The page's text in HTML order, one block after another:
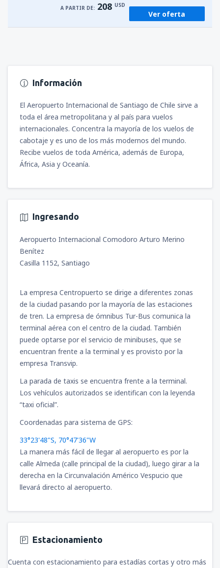
A PARTIR DE: 208 USD
Ver oferta
Información
El Aeropuerto Internacional de Santiago de Chile sirve a
toda el área metropolitana y al país para vuelos
internacionales. Concentra la mayoría de los vuelos de
cabotaje y es uno de los más modernos del mundo.
Recibe vuelos de toda América, además de Europa,
África, Asia y Oceanía.
Ingresando
Aeropuerto Internacional Comodoro Arturo Merino
Benítez
Casilla 1152, Santiago
La empresa Centropuerto se dirige a diferentes zonas
de la ciudad pasando por la mayoría de las estaciones
de tren. La empresa de ómnibus Tur-Bus comunica la
terminal aérea con el centro de la ciudad. También
puede optarse por el servicio de minibuses, que se
encuentran frente a la terminal y es provisto por la
empresa Transvip.
La parada de taxis se encuentra frente a la terminal.
Los vehículos autorizados se identifican con la leyenda
“taxi oficial”.
Coordenadas para sistema de GPS:
33°23'48"S, 70°47'36"W
La manera más fácil de llegar al aeropuerto es por la
calle Almeda (calle principal de la ciudad), luego girar a la
derecha en la Circunvalación Américo Vespucio que
llevará directo al aeropuerto.
Estacionamiento
Cuenta con estacionamiento para estadías cortas y otro más